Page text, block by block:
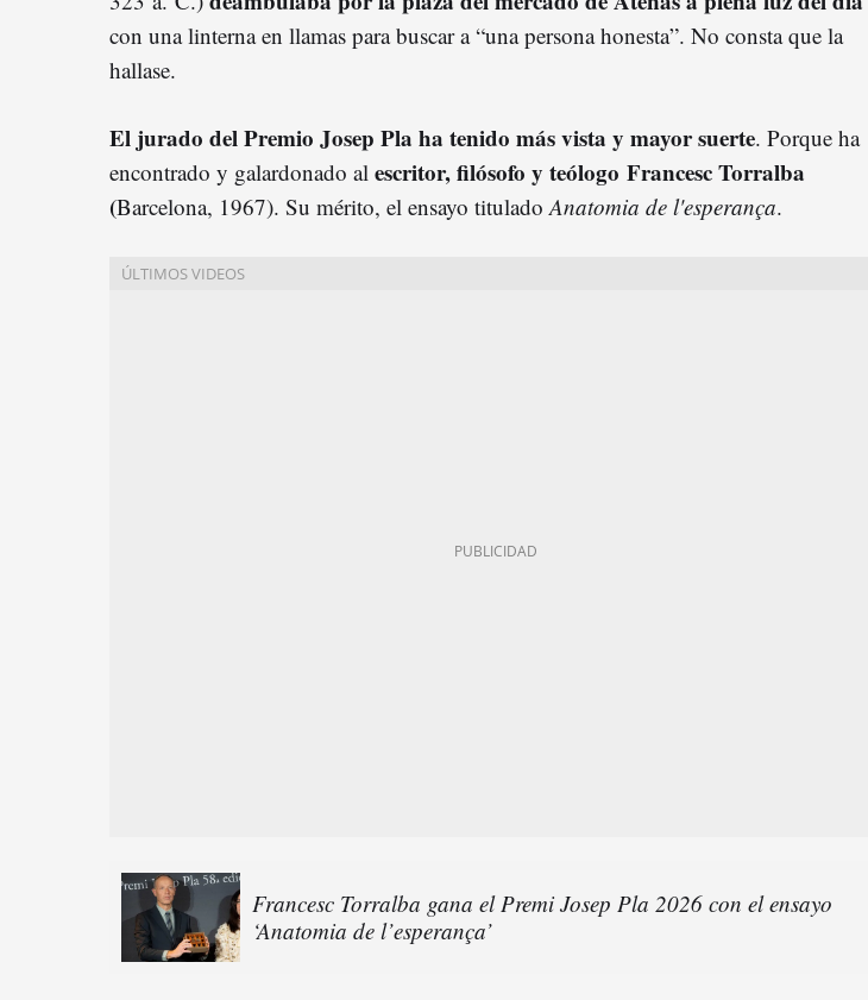
con una linterna en llamas para buscar a “una persona honesta”. No consta que la
hallase.
El jurado del Premio Josep Pla ha tenido más vista y mayor suerte. Porque ha
encontrado y galardonado al escritor, filósofo y teólogo Francesc Torralba
(Barcelona, 1967). Su mérito, el ensayo titulado Anatomia de l'esperança.
Francesc Torralba gana el Premi Josep Pla 2026 con el ensayo
‘Anatomia de l’esperança’